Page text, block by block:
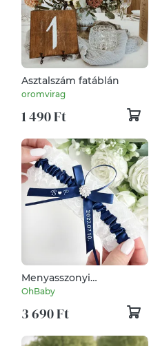
Asztalszám fatáblán
oromvirag
1 490 Ft
Menyasszonyi
harisnyakötő – „valami
kék” esküvői
combcsipke egyedi
felirattal
OhBaby
3 690 Ft